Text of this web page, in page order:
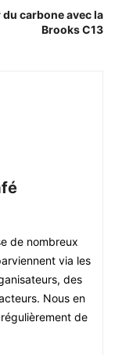
carbone avec la
Brooks C13
de nombreux
via les
des
Nous en
de